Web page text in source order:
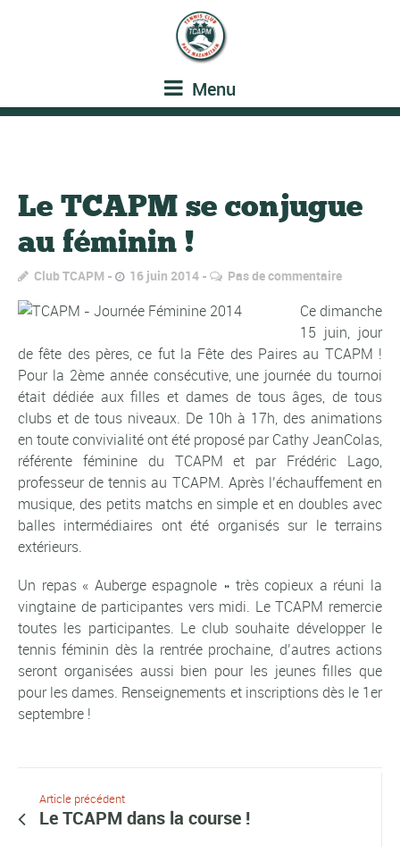
Menu
Le TCAPM se conjugue
au féminin !
Club TCAPM 16 juin 2014 Pas de commentaire
Ce dimanche
15 juin, jour
de fête des pères, ce fut la Fête des Paires au TCAPM !
Pour la 2ème année consécutive, une journée du tournoi
était dédiée aux filles et dames de tous âges, de tous
clubs et de tous niveaux. De 10h à 17h, des animations
en toute convivialité ont été proposé par Cathy JeanColas,
référente féminine du TCAPM et par Frédéric Lago,
professeur de tennis au TCAPM. Après l’échauffement en
musique, des petits matchs en simple et en doubles avec
balles intermédiaires ont été organisés sur le terrains
extérieurs.
Un repas « Auberge espagnole » très copieux a réuni la
vingtaine de participantes vers midi. Le TCAPM remercie
toutes les participantes. Le club souhaite développer le
tennis féminin dès la rentrée prochaine, d’autres actions
seront organisées aussi bien pour les jeunes filles que
pour les dames. Renseignements et inscriptions dès le 1er
septembre !
Article précédent
Le TCAPM dans la course !